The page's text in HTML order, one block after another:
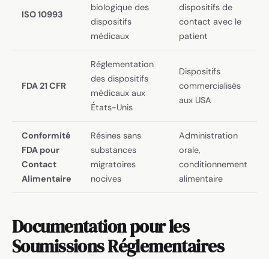
ISO 10993
biologique des
dispositifs
médicaux
dispositifs de
contact avec le
patient
FDA 21 CFR
Réglementation
des dispositifs
médicaux aux
États-Unis
Dispositifs
commercialisés
aux USA
Conformité
FDA pour
Contact
Alimentaire
Résines sans
substances
migratoires
nocives
Administration
orale,
conditionnement
alimentaire
Documentation pour les
Soumissions Réglementaires